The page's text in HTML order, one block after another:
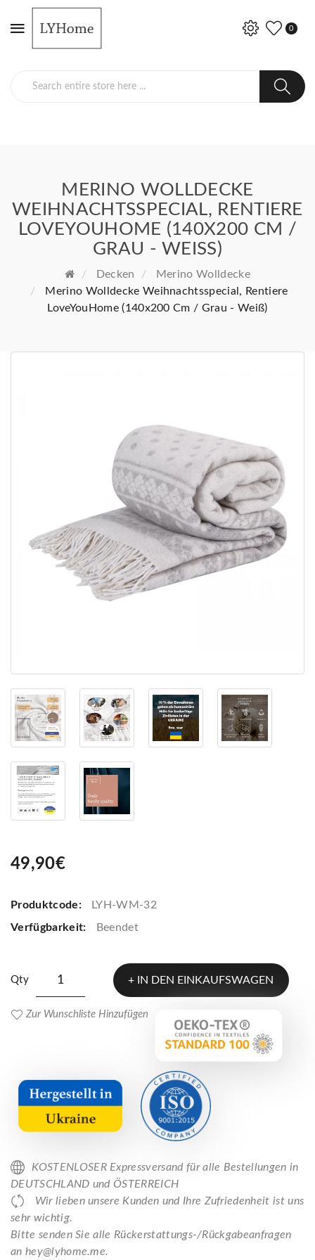
0
MERINO WOLLDECKE
WEIHNACHTSSPECIAL, RENTIERE
LOVEYOUHOME (140X200 CM /
GRAU - WEISS)
Decken
Merino Wolldecke
Merino Wolldecke Weihnachtsspecial, Rentiere
LoveYouHome (140x200 Cm / Grau - Weiß)
49,90€
Produktcode:
LYH-WM-32
Verfügbarkeit:
Beendet
Qty IN DEN EINKAUFSWAGEN
Zur Wunschliste Hinzufügen
KOSTENLOSER Expressversand für alle Bestellungen in
DEUTSCHLAND und ÖSTERREICH
Wir lieben unsere Kunden und Ihre Zufriedenheit ist uns
sehr wichtig.
Bitte senden Sie alle Rückerstattungs-/Rückgabeanfragen
an hey@lyhome.me.